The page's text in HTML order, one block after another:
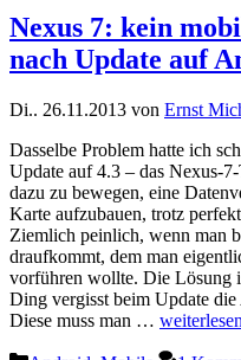
Nexus 7: kein
nach Update auf
Di.. 26.11.2013 von Ernst
Dasselbe Problem hatte ich
Update auf 4.3 – das Nexus-
dazu zu bewegen, eine
Karte aufzubauen, trotz
Ziemlich peinlich, wenn man
draufkommt, dem man
vorführen wollte. Die Lösung
Ding vergisst beim Update
Diese muss man … weiterlesen